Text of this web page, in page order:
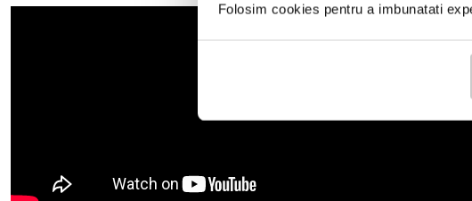
Folosim cookies pentru a imbunatati